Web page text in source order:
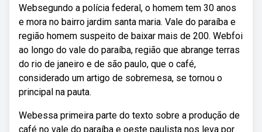
Websegundo a polícia federal, o homem tem 30 anos
e mora no bairro jardim santa maria. Vale do paraíba e
região homem suspeito de baixar mais de 200. Webfoi
ao longo do vale do paraíba, região que abrange terras
do rio de janeiro e de são paulo, que o café,
considerado um artigo de sobremesa, se tornou o
principal na pauta.
Webessa primeira parte do texto sobre a produção de
café no vale do paraíba e oeste paulista nos leva por